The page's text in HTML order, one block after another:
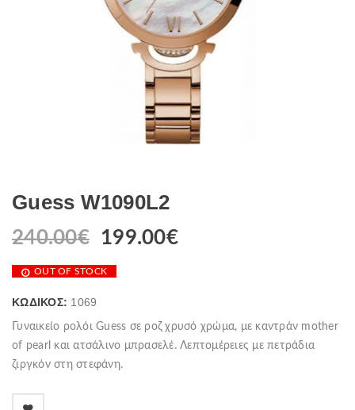
Guess W1090L2
240.00€ 199.00€
OUT OF STOCK
ΚΩΔΙΚΌΣ: 1069
Γυναικείο ρολόι Guess σε ροζ χρυσό χρώμα, με καντράν mother
of pearl και ατσάλινο μπρασελέ. Λεπτομέρειες με πετράδια
ζιργκόν στη στεφάνη.